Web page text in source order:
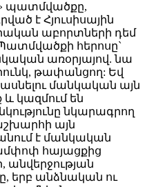
պատմվածքը,
է Հյուսիսային
աբորտների դեմ
Պատմվածքի հերոսը`
առօրյայով. նա
թափանցող: Եվ
մանկական այն
և կազմում են
նկարագրող
այն
է մանկական
հայացքից
անվերջության
երբ անձնական ու